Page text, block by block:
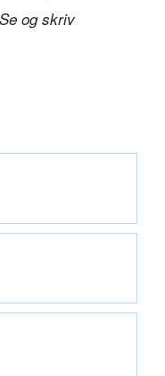
Se og skriv